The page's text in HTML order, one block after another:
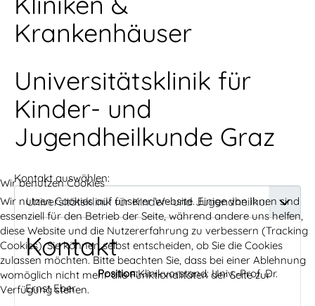
Krankenhäuser
Universitätsklinik für
Kinder- und
Jugendheilkunde Graz
Kontakt auswählen:
Kontakt
Position:Klinikvorstand: Univ.-Prof. Dr.
Ernst Eber
Wir benutzen Cookies
Wir nutzen Cookies auf unserer Website. Einige von ihnen sind
essenziell für den Betrieb der Seite, während andere uns helfen,
diese Website und die Nutzererfahrung zu verbessern (Tracking
Cookies). Sie können selbst entscheiden, ob Sie die Cookies
zulassen möchten. Bitte beachten Sie, dass bei einer Ablehnung
womöglich nicht mehr alle Funktionalitäten der Seite zur
Verfügung stehen.